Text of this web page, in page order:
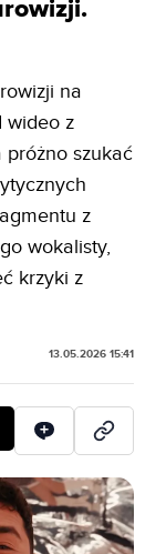
na
wideo z
szukać
z
wokalisty,
krzyki z
13.05.2026 15:41